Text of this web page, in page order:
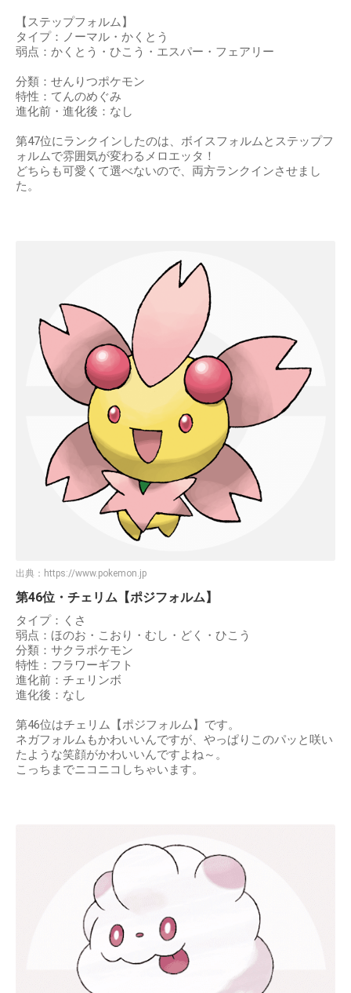
【ステップフォルム】
タイプ：ノーマル・かくとう
弱点：かくとう・ひこう・エスパー・フェアリー
分類：せんりつポケモン
特性：てんのめぐみ
進化前・進化後：なし
第47位にランクインしたのは、ボイスフォルムとステップフ
ォルムで雰囲気が変わるメロエッタ！
どちらも可愛くて選べないので、両方ランクインさせまし
た。
出典： https://www.pokemon.jp
第46位・チェリム【ポジフォルム】
タイプ：くさ
弱点：ほのお・こおり・むし・どく・ひこう
分類：サクラポケモン
特性：フラワーギフト
進化前：チェリンボ
進化後：なし
第46位はチェリム【ポジフォルム】です。
ネガフォルムもかわいいんですが、やっぱりこのパッと咲い
たような笑顔がかわいいんですよね～。
こっちまでニコニコしちゃいます。